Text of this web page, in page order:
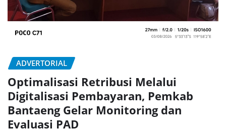
ADVERTORIAL
Optimalisasi Retribusi Melalui
Digitalisasi Pembayaran, Pemkab
Bantaeng Gelar Monitoring dan
Evaluasi PAD